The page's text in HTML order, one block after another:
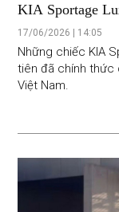
KIA Sportage
đồng vẫn có gói
17/06/2026 | 14:05
Những chiếc KIA
tiên đã chính thức
Việt Nam.